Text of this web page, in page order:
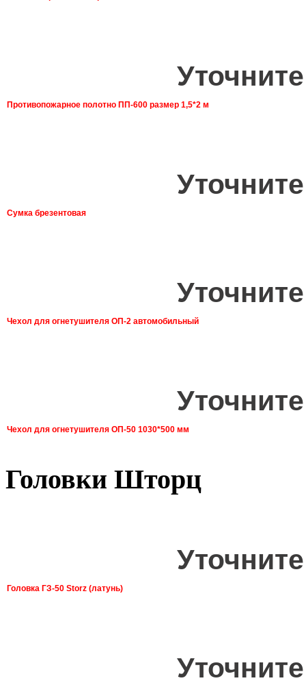
Противопожарное полотно ПП-600 размер 1,5*2 м
Сумка брезентовая
Чехол для огнетушителя ОП-2 автомобильный
Чехол для огнетушителя ОП-50 1030*500 мм
Головки Шторц
Головка ГЗ-50 Storz (латунь)